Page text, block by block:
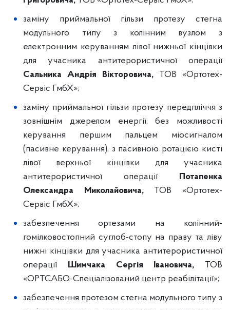
заміну приймальної гільзи протезу стегна
модульного типу з колінним вузлом з
електронним керуванням лівої нижньої кінцівки
для учасника антитерористичної операції
Сальника Андрія Вікторовича, ТОВ «Ортотех-
Сервіс ГмбХ»;
заміну приймальної гільзи протезу передпліччя з
зовнішнім джерелом енергії, без можливості
керування першим пальцем міосигналом
(пасивне керування), з пасивною ротацією кисті
лівої верхньої кінцівки для учасника
антитерористичної операції Потапенка
Олександра Миколайовича, ТОВ «Ортотех-
Сервіс ГмбХ»;
забезпечення ортезами на колінний-
гомілковостопний суглоб-стопу на праву та ліву
нижні кінцівки для учасника антитерористичної
операції Шимчака Сергія Івановича, ТОВ
«ОРТСАБО-Спеціалізований центр реабілітації»;
забезпечення протезом стегна модульного типу з